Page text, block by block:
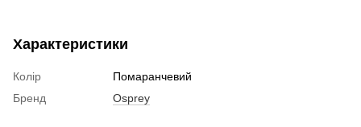
Характеристики
Колір
Помаранчевий
Бренд
Osprey